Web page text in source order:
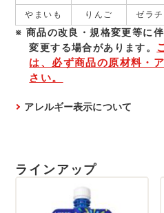
やまいも りんご ゼラチ
商品の改良・規格変更等に
変更する場合があります。
は、必ず商品の原材料・
さい。
アレルギー表示について
ラインアップ